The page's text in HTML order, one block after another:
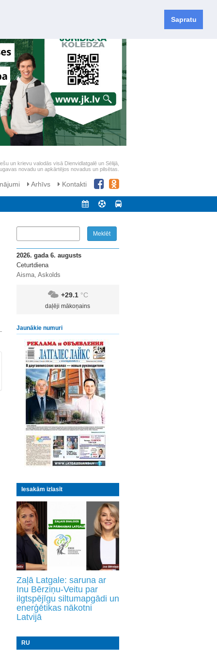
Sapratu
un krievu valodās visā Dienvidlatgalē un Sēlijā,
novadu un apkārtējos novadus un pilsētas.
Arhīvs Kontakti
2026. gada 6. augusts
Ceturtdiena
Aisma, Askolds
+29.1 °C
daļēji mākoņains
Jaunākie numuri
Iesakām izlasīt
Zaļā Latgale: saruna ar
Inu Bērziņu-Veitu par
ilgtspējīgu siltumapgādi un
enerģētikas nākotni
Latvijā
RU